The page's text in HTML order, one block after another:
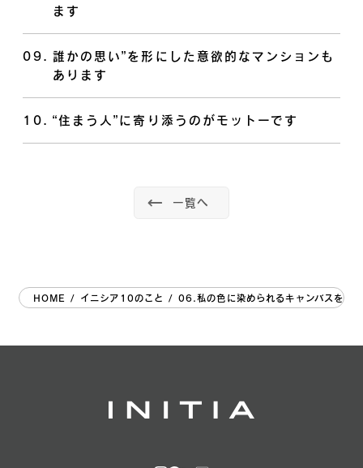
ます
09 . 誰かの思い”を形にした意欲的なマンションも
あります
10 . “住まう人”に寄り添うのがモットーです
一覧へ
HOME / イニシア10のこと / 06.私の色に染められるキャンバスを用